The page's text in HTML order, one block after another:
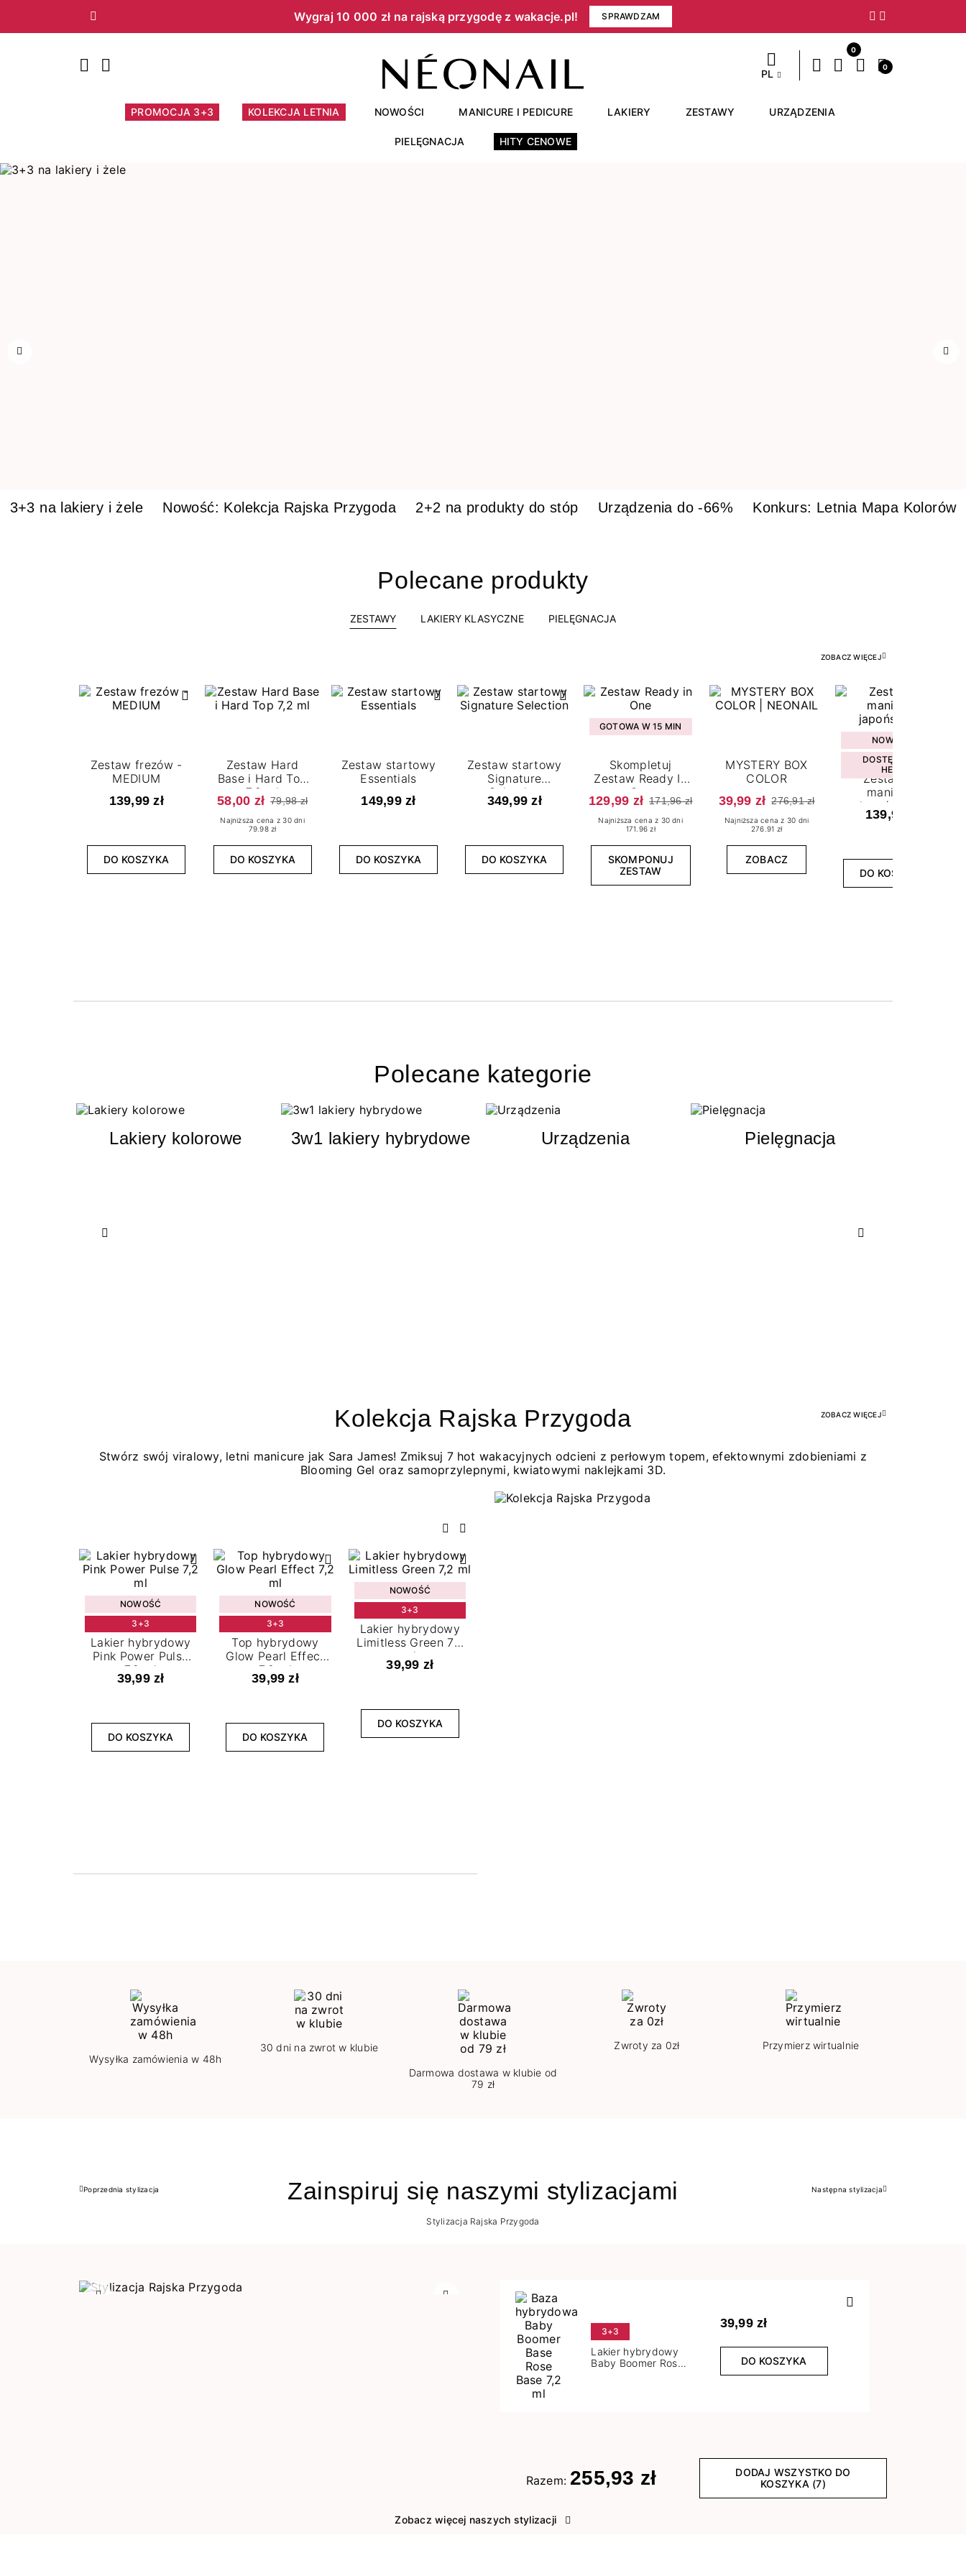
Wygraj 10 000 zł na rajską przygodę z wakacje.pl!​ SPRAWDZAM
Poprzedni Następny
PL
0
0
PROMOCJA 3+3 KOLEKCJA LETNIA NOWOŚCI MANICURE I PEDICURE LAKIERY ZESTAWY URZĄDZENIA
PIELĘGNACJA HITY CENOWE
3+3 na lakiery i żele Nowość: Kolekcja Rajska Przygoda 2+2 na produkty do stóp Urządzenia do -66% Konkurs: Letnia Mapa Kolorów
Polecane produkty
ZESTAWY LAKIERY KLASYCZNE PIELĘGNACJA
ZOBACZ WIĘCEJ
Zestaw frezów -
MEDIUM
139,99 zł
DO KOSZYKA
Zestaw Hard
Base i Hard Top
7,2 ml
58,00 zł 79,98 zł
Najniższa cena z 30 dni
79.98 zł
DO KOSZYKA
Zestaw startowy
Essentials
149,99 zł
DO KOSZYKA
Zestaw startowy
Signature
Selection
349,99 zł
DO KOSZYKA
GOTOWA W 15 MIN
Skompletuj
Zestaw Ready In
One
129,99 zł 171,96 zł
Najniższa cena z 30 dni
171.96 zł
SKOMPONUJ
ZESTAW
MYSTERY BOX
COLOR
39,99 zł 276,91 zł
Najniższa cena z 30 dni
276.91 zł
ZOBACZ
NOWOŚĆ
DOSTĘPNY W
HEBE
Zestaw do
manicure
japońskiego
139,99 zł
DO KOSZYKA
Polecane kategorie
Lakiery kolorowe 3w1 lakiery hybrydowe Urządzenia Pielęgnacja
Kolekcja Rajska Przygoda ZOBACZ WIĘCEJ
Stwórz swój viralowy, letni manicure jak Sara James! Zmiksuj 7 hot wakacyjnych odcieni z perłowym topem, efektownymi zdobieniami z
Blooming Gel oraz samoprzylepnymi, kwiatowymi naklejkami 3D.
Poprzedni
Następny
NOWOŚĆ
3+3
Lakier hybrydowy
Pink Power Pulse
7,2 ml
39,99 zł
DO KOSZYKA
NOWOŚĆ
3+3
Top hybrydowy
Glow Pearl Effect
7,2 ml
39,99 zł
DO KOSZYKA
NOWOŚĆ
3+3
Lakier hybrydowy
Limitless Green 7,2
ml
39,99 zł
DO KOSZYKA
Wysyłka zamówienia w 48h
30 dni na zwrot w klubie
Darmowa dostawa w klubie od
79 zł
Zwroty za 0zł Przymierz wirtualnie
Zainspiruj się naszymi stylizacjami
Poprzedni
Poprzednia stylizacja Następny
Następna stylizacja
Stylizacja Rajska Przygoda
3+3
Lakier hybrydowy
Baby Boomer Rose
39,99 zł
DO KOSZYKA
Razem: 255,93 zł
DODAJ WSZYSTKO DO
KOSZYKA (7)
Zobacz więcej naszych stylizacji